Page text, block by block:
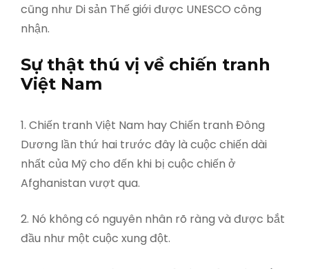
cũng như Di sản Thế giới được UNESCO công
nhận.
Sự thật thú vị về chiến tranh
Việt Nam
1. Chiến tranh Việt Nam hay Chiến tranh Đông
Dương lần thứ hai trước đây là cuộc chiến dài
nhất của Mỹ cho đến khi bị cuộc chiến ở
Afghanistan vượt qua.
2. Nó không có nguyên nhân rõ ràng và được bắt
đầu như một cuộc xung đột.